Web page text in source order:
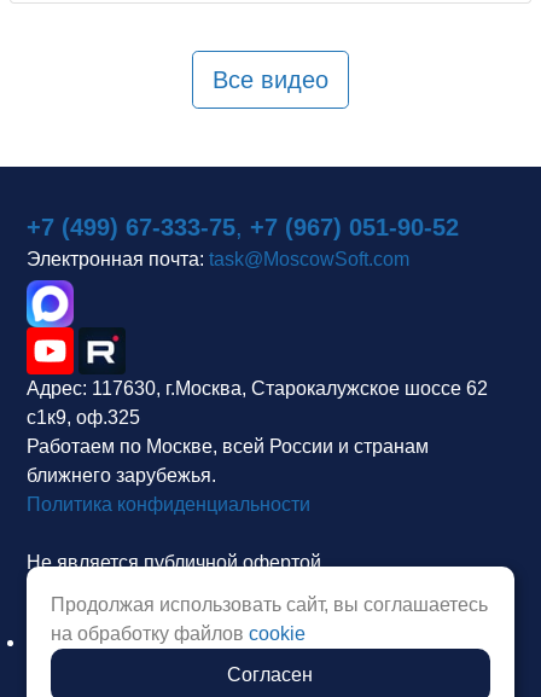
Все видео
+7 (499) 67-333-75, +7 (967) 051-90-52
Электронная почта: task@MoscowSoft.com
Адрес: 117630, г.Москва, Старокалужское шоссе 62
с1к9, оф.325
Работаем по Москве, всей России и странам
ближнего зарубежья.
Политика конфиденциальности
Не является публичной офертой.
Продолжая использовать сайт, вы соглашаетесь
на обработку файловcookie
Согласен